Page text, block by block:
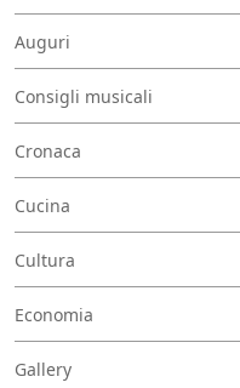
Auguri
Consigli musicali
Cronaca
Cucina
Cultura
Economia
Gallery